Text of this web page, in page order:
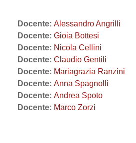
Docente: Alessandro Angrilli
Docente: Gioia Bottesi
Docente: Nicola Cellini
Docente: Claudio Gentili
Docente: Mariagrazia Ranzini
Docente: Anna Spagnolli
Docente: Andrea Spoto
Docente: Marco Zorzi